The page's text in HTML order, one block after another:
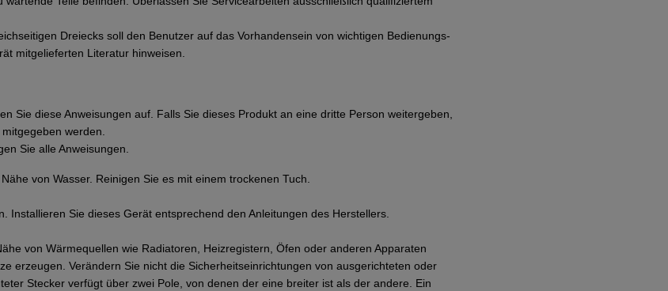
Dreiecks soll den Benutzer auf das Vorhandensein von wichtigen Bedienungs-
mitgelieferten Literatur hinweisen.
Sie diese Anweisungen auf. Falls Sie dieses Produkt an eine dritte Person weitergeben,
werden.
Sie alle Anweisungen.
von Wasser. Reinigen Sie es mit einem trockenen Tuch.
Installieren Sie dieses Gerät entsprechend den Anleitungen des Herstellers.
von Wärmequellen wie Radiatoren, Heizregistern, Öfen oder anderen Apparaten
erzeugen. Verändern Sie nicht die Sicherheitseinrichtungen von ausgerichteten oder
Stecker verfügt über zwei Pole, von denen der eine breiter ist als der andere. Ein